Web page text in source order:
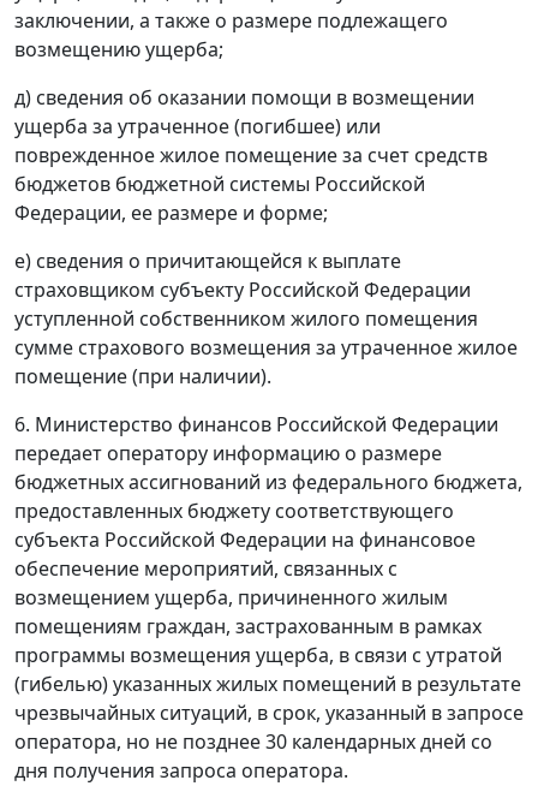
заключении, а также о размере подлежащего
возмещению ущерба;
д) сведения об оказании помощи в возмещении
ущерба за утраченное (погибшее) или
поврежденное жилое помещение за счет средств
бюджетов бюджетной системы Российской
Федерации, ее размере и форме;
е) сведения о причитающейся к выплате
страховщиком субъекту Российской Федерации
уступленной собственником жилого помещения
сумме страхового возмещения за утраченное жилое
помещение (при наличии).
6. Министерство финансов Российской Федерации
передает оператору информацию о размере
бюджетных ассигнований из федерального бюджета,
предоставленных бюджету соответствующего
субъекта Российской Федерации на финансовое
обеспечение мероприятий, связанных с
возмещением ущерба, причиненного жилым
помещениям граждан, застрахованным в рамках
программы возмещения ущерба, в связи с утратой
(гибелью) указанных жилых помещений в результате
чрезвычайных ситуаций, в срок, указанный в запросе
оператора, но не позднее 30 календарных дней со
дня получения запроса оператора.